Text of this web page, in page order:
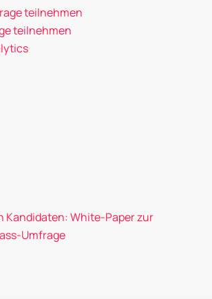
teilnehmen
teilnehmen
Kandidaten: White-Paper zur
Umfrage